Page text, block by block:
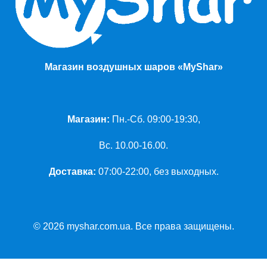
Магазин воздушных шаров «MyShar»
Магазин: Пн.-Сб. 09:00-19:30,
Вс. 10.00-16.00.
Доставка: 07:00-22:00, без выходных.
© 2026 myshar.com.ua. Все права защищены.